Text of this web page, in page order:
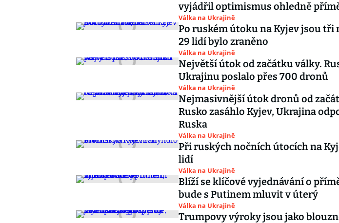
vyjádřil optimismus ohledně
Válka na Ukrajině
Po ruském útoku na Kyjev jsou tři
29 lidí bylo zraněno
Válka na Ukrajině
Největší útok od začátku války.
Ukrajinu poslalo přes 700 dronů
Válka na Ukrajině
Nejmasivnější útok dronů od
Rusko zasáhlo Kyjev, Ukrajina
Ruska
Válka na Ukrajině
Při ruských nočních útocích na
lidí
Válka na Ukrajině
Blíží se klíčové vyjednávání o
bude s Putinem mluvit v úterý
Válka na Ukrajině
Trumpovy výroky jsou jako